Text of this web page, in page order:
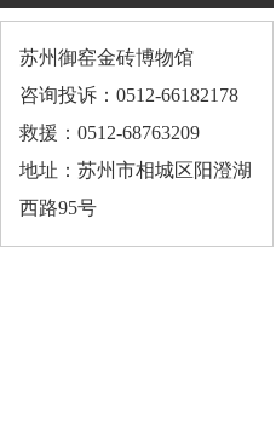
苏州御窑金砖博物馆
咨询投诉：0512-66182178
救援：0512-68763209
地址：苏州市相城区阳澄湖
西路95号